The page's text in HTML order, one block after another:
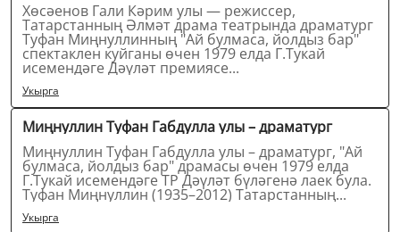
Хөсәенов Гали Кәрим улы — режиссер,
Татарстанның Әлмәт драма театрында драматург
Туфан Миңнуллинның "Ай булмаса, йолдыз бар"
спектаклен куйганы өчен 1979 елда Г.Тукай
исемендәге Дәүләт премиясе...
Укырга
Миңнуллин Туфан Габдулла улы – драматург
Миңнуллин Туфан Габдулла улы – драматург, "Ай
булмаса, йолдыз бар" драмасы өчен 1979 елда
Г.Тукай исемендәге ТР Дәүләт бүләгенә лаек була.
Туфан Миңнуллин (1935–2012) Татарстанның...
Укырга